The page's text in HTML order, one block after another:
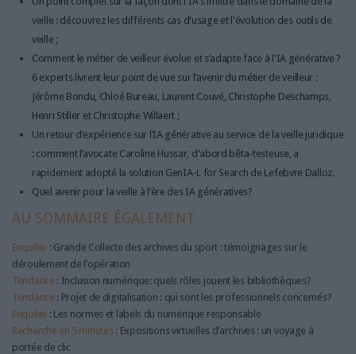
LES LIVRES BLANCS
veille : découvrez les différents cas d'usage et l'évolution des outils de
veille ;
Comment le métier de veilleur évolue et s’adapte face à l'IA générative ?
6 experts livrent leur point de vue sur l’avenir du métier de veilleur :
Jérôme Bondu, Chloé Bureau, Laurent Couvé, Christophe Deschamps,
Henri Stiller et Christophe Willaert ;
Un retour d’expérience sur l’IA générative au service de la veille juridique
: comment l’avocate Caroline Hussar, d'abord bêta-testeuse, a
rapidement adopté la solution GenIA-L for Search de Lefebvre Dalloz.
Quel avenir pour la veille à l’ère des IA génératives?
AU SOMMAIRE ÉGALEMENT
Enquête : Grande Collecte des archives du sport : témoignages sur le
déroulement de l’opération
Tendance : Inclusion numérique: quels rôles jouent les bibliothèques?
Tendance : Projet de digitalisation : qui sont les professionnels concernés?
Enquête : Les normes et labels du numérique responsable
Recherche en 5 minutes : Expositions virtuelles d’archives : un voyage à
portée de clic